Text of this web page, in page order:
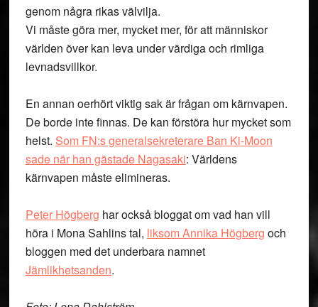
genom några rikas välvilja.
Vi måste göra mer, mycket mer, för att människor
världen över kan leva under värdiga och rimliga
levnadsvillkor.
En annan oerhört viktig sak är frågan om kärnvapen.
De borde inte finnas. De kan förstöra hur mycket som
helst. Som FN:s generalsekreterare Ban Ki-Moon
sade när han gästade Nagasaki: Världens
kärnvapen måste elimineras.
Peter Högberg har också bloggat om vad han vill
höra i Mona Sahlins tal, liksom Annika Högberg och
bloggen med det underbara namnet
Jämlikhetsanden.